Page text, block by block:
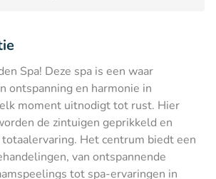
Spa! Deze spa is een waar
ontspanning en harmonie in
moment uitnodigt tot rust. Hier
de zintuigen geprikkeld en
Het centrum biedt een
van ontspannende
tot spa-ervaringen in